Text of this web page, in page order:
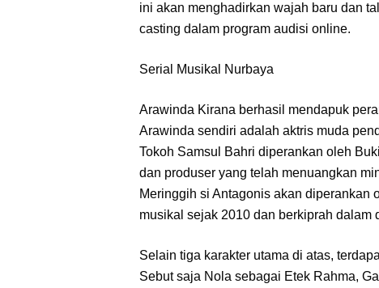
ini akan menghadirkan wajah baru dan
casting dalam program audisi online.
Serial Musikal Nurbaya
Arawinda Kirana berhasil mendapuk
Arawinda sendiri adalah aktris muda
Tokoh Samsul Bahri diperankan oleh
dan produser yang telah menuangkan
Meringgih si Antagonis akan
musikal sejak 2010 dan berkiprah
Selain tiga karakter utama di atas,
Sebut saja Nola sebagai Etek Rahma,